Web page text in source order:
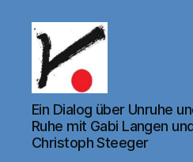
Kunstverein
für
den
Rhein-
Ein Dialog über Unruhe
Ruhe mit Gabi Langen
Christoph Steeger